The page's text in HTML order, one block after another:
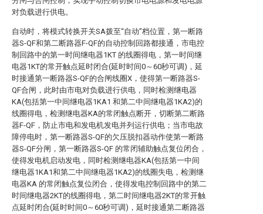
对负载进行供电。
自动时，将模式转换开关SA拨至“自动”档位置，第一断路
器S-QF和第二断路器F-QF的自动控制回路都接通，市电控
制回路中的第一时间继电器1KT 的线圈得电，第一时间继
电器1KT的常开触点延时闭合(延时时间0～60秒可调)，延
时接通第一断路器S-QF的合闸线圈X，使得第一断路器S-
QF合闸，此时由市电对负载进行供电，同时检测继电器
KA(包括第一中间继电器1KA1 和第二中间继电器1KA2)的
线圈得电，检测继电器KA的常闭触点断开，切断第二断路
器F-QF，防止市电和发电机发电并列运行供电；当市电故
障停电时，第一断路器S-QF的欠压脱扣器动作使第一断路
器S-QF分闸，第一断路器S-QF 的常闭辅助触点复位闭合，
使得发电机启动发电，同时检测继电器KA(包括第一中间
继电器1KA1和第二中间继电器1KA2)的线圈失电，检测继
电器KA 的常闭触点复位闭合，使得发电控制回路中的第二
时间继电器2KT的线圈得电，第二时间继电器2KT的常开触
点延时闭合(延时时间0～60秒可调)，延时接通第二断路器